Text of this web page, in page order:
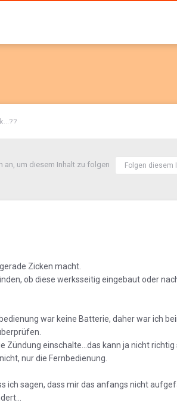
an, um diesem Inhalt zu folgen Folgen diesem
Zicken macht.
ob diese werksseitig eingebaut oder
war keine Batterie, daher war ich
Zündung einschalte...das kann ja nicht richtig
nur die Fernbedienung.
ich sagen, dass mir das anfangs nicht